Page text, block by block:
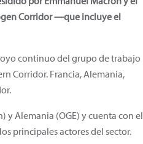
Corridor —que incluye el
continuo del grupo de trabajo
Corridor. Francia, Alemania,
y Alemania (OGE) y cuenta con el
principales actores del sector.